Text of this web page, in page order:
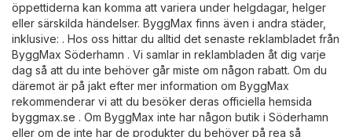
öppettiderna kan komma att variera under helgdagar, helger
eller särskilda händelser. ByggMax finns även i andra städer,
inklusive: . Hos oss hittar du alltid det senaste reklambladet från
ByggMax Söderhamn . Vi samlar in reklambladen åt dig varje
dag så att du inte behöver går miste om någon rabatt. Om du
däremot är på jakt efter mer information om ByggMax
rekommenderar vi att du besöker deras officiella hemsida
byggmax.se . Om ByggMax inte har någon butik i Söderhamn
eller om de inte har de produkter du behöver på rea så